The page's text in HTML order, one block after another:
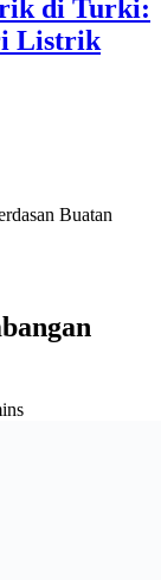
di Turki:
Listrik
Buatan